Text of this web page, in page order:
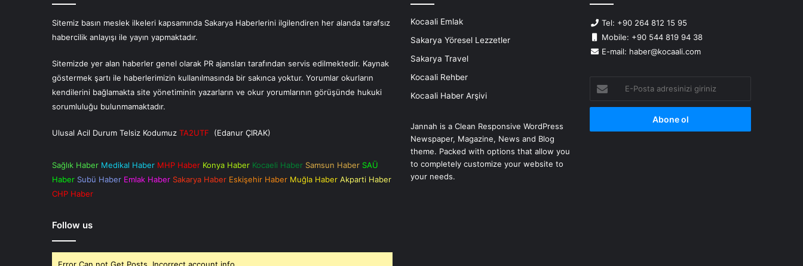
Sitemiz basın meslek ilkeleri kapsamında Sakarya Haberlerini ilgilendiren her alanda tarafsız
habercilik anlayışı ile yayın yapmaktadır.
Sitemizde yer alan haberler genel olarak PR ajansları tarafından servis edilmektedir. Kaynak
göstermek şartı ile haberlerimizin kullanılmasında bir sakınca yoktur. Yorumlar okurların
kendilerini bağlamakta site yönetiminin yazarların ve okur yorumlarının görüşünde hukuki
sorumluluğu bulunmamaktadır.
Ulusal Acil Durum Telsiz Kodumuz TA2UTF (Edanur ÇIRAK)
Sağlık Haber Medikal Haber MHP Haber Konya Haber Kocaeli Haber Samsun Haber SAÜ
Haber Subü Haber Emlak Haber Sakarya Haber Eskişehir Haber Muğla Haber Akparti Haber
CHP Haber
Follow us
Kocaali Emlak
Sakarya Yöresel Lezzetler
Sakarya Travel
Kocaali Rehber
Kocaali Haber Arşivi
Jannah is a Clean Responsive WordPress
Newspaper, Magazine, News and Blog
theme. Packed with options that allow you
to completely customize your website to
your needs.
Tel: +90 264 812 15 95
Mobile: +90 544 819 94 38
E-mail: haber@kocaali.com
Posta
adresinizi